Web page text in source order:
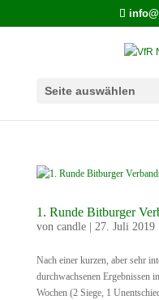
Seite auswählen
1. Runde Bitburger
von candle| 27. Juli 2019|
Nach einer kurzen, aber sehr
durchwachsenen Ergebnissen
Wochen (2 Siege, 1